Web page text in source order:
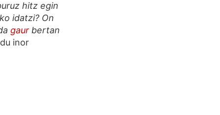
hitz egin
idatzi? On
gaur bertan
inor